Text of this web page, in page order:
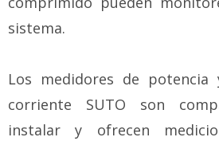
sistema.
Los medidores de potencia
corriente SUTO son
instalar y ofrecen